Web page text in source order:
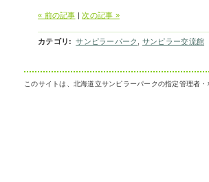
« 前の記事 |次の記事 »
カテゴリ : サンピラーパーク サンピラー交流館
このサイトは、北海道立サンピラーパークの指定管理者